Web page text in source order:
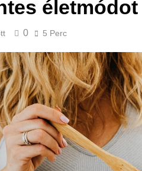
0 5 Perc